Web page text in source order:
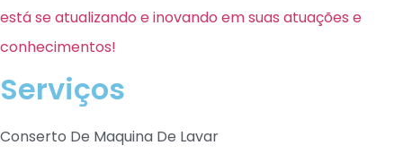
está se atualizando e inovando em suas atuações e
conhecimentos!
Serviços
Conserto De Maquina De Lavar